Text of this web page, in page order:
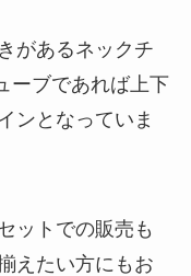
があるネックチ
ーブであれば上下
ンとなっていま
ットでの販売も
えたい方にもお